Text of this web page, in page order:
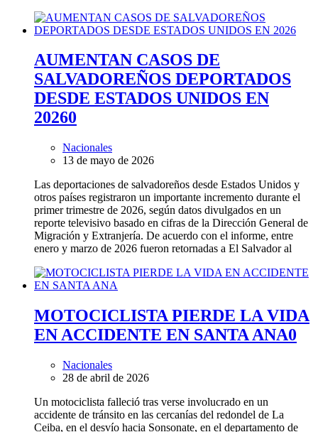
AUMENTAN CASOS DE
SALVADOREÑOS DEPORTADOS
DESDE ESTADOS UNIDOS EN
20260
Nacionales
13 de mayo de 2026
Las deportaciones de salvadoreños desde Estados Unidos y
otros países registraron un importante incremento durante el
primer trimestre de 2026, según datos divulgados en un
reporte televisivo basado en cifras de la Dirección General de
Migración y Extranjería. De acuerdo con el informe, entre
enero y marzo de 2026 fueron retornadas a El Salvador al
MOTOCICLISTA PIERDE LA VIDA
EN ACCIDENTE EN SANTA ANA0
Nacionales
28 de abril de 2026
Un motociclista falleció tras verse involucrado en un
accidente de tránsito en las cercanías del redondel de La
Ceiba, en el desvío hacia Sonsonate, en el departamento de